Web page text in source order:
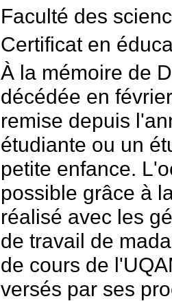
Faculté des
Certificat en
À la mémoire de
décédée en
remise depuis
étudiante ou un
petite enfance.
possible grâce à
réalisé avec les
de travail de
de cours de
versés par ses